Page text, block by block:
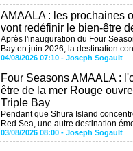
AMAALA : les prochaines
vont redéfinir le bien-être
Après l'inauguration du Four
Bay en juin 2026, la destination
04/08/2026 07:10 - Joseph Sogault
Four Seasons AMAALA :
être de la mer Rouge
Triple Bay
Pendant que Shura Island
Red Sea, une autre destination
03/08/2026 08:00 - Joseph Sogault